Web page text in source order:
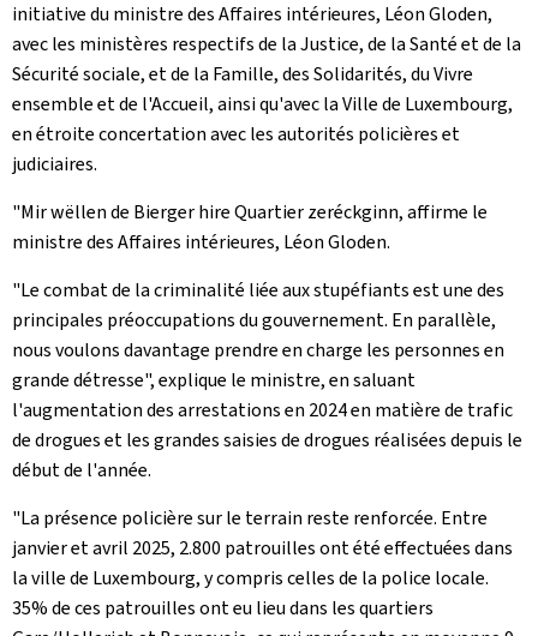
initiative du ministre des Affaires intérieures, Léon Gloden,
avec les ministères respectifs de la Justice, de la Santé et de la
Sécurité sociale, et de la Famille, des Solidarités, du Vivre
ensemble et de l'Accueil, ainsi qu'avec la Ville de Luxembourg,
en étroite concertation avec les autorités policières et
judiciaires.
"Mir wëllen de Bierger hire Quartier zeréckginn, affirme le
ministre des Affaires intérieures, Léon Gloden.
"Le combat de la criminalité liée aux stupéfiants est une des
principales préoccupations du gouvernement. En parallèle,
nous voulons davantage prendre en charge les personnes en
grande détresse", explique le ministre, en saluant
l'augmentation des arrestations en 2024 en matière de trafic
de drogues et les grandes saisies de drogues réalisées depuis le
début de l'année.
"La présence policière sur le terrain reste renforcée. Entre
janvier et avril 2025, 2.800 patrouilles ont été effectuées dans
la ville de Luxembourg, y compris celles de la police locale.
35% de ces patrouilles ont eu lieu dans les quartiers